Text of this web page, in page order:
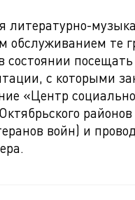
литературно-
обслуживанием те
посещать
с которыми
«Центр
районов
войн) и